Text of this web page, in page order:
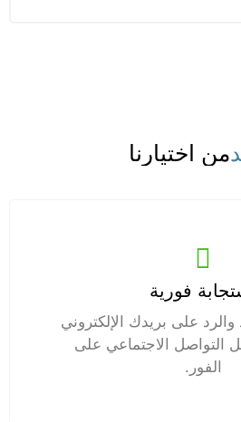
من اختيارنا
فورية
على بريدك الإلكتروني
التواصل الاجتماعي على
الفور.